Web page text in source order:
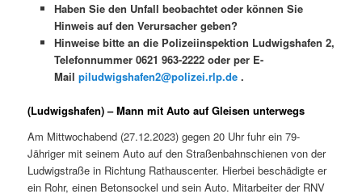
Haben Sie den Unfall beobachtet oder können Sie
Hinweis auf den Verursacher geben?
Hinweise bitte an die Polizeiinspektion Ludwigshafen 2,
Telefonnummer 0621 963-2222 oder per E-
Mail piludwigshafen2@polizei.rlp.de.
(Ludwigshafen) – Mann mit Auto auf Gleisen unterwegs
Am Mittwochabend (27.12.2023) gegen 20 Uhr fuhr ein 79-
Jähriger mit seinem Auto auf den Straßenbahnschienen von der
Ludwigstraße in Richtung Rathauscenter. Hierbei beschädigte er
ein Rohr, einen Betonsockel und sein Auto. Mitarbeiter der RNV